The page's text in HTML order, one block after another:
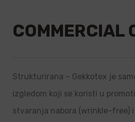
COMMERCIAL
Strukturirana – Gekkotex je
izgledom koji se koristi u
stvaranja nabora (wrinkle-free)